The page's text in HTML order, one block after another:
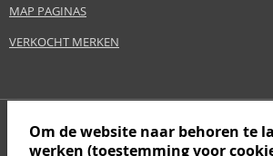
MAP PAGINAS
VERKOCHT MERKEN
Om de website naar behoren te
werken (toestemming voor